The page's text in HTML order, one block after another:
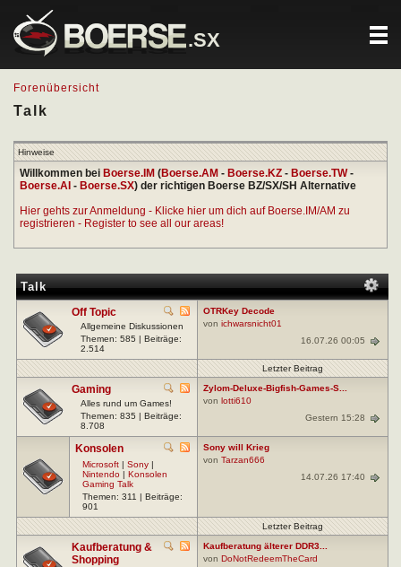
.SX
Forenübersicht
Talk
Hinweise
Willkommen bei Boerse.IM (Boerse.AM - Boerse.KZ - Boerse.TW-
Boerse.AI - Boerse.SX) der richtigen Boerse BZ/SX/SH Alternative
Hier gehts zur Anmeldung - Klicke hier um dich auf Boerse.IM/AM zu
registrieren - Register to see all our areas!
Talk
Off Topic
Allgemeine Diskussionen
Themen: 585 | Beiträge:
2.514
OTRKey Decode
von ichwarsnicht01
16.07.26 00:05
Letzter Beitrag
Gaming
Alles rund um Games!
Themen: 835 | Beiträge:
8.708
Zylom-Deluxe-Bigfish-Games-S...
von lotti610
Gestern 15:28
Konsolen
Microsoft | Sony |
Nintendo | Konsolen
Gaming Talk
Themen: 311 | Beiträge:
901
Sony will Krieg
von Tarzan666
14.07.26 17:40
Letzter Beitrag
Kaufberatung &
Shopping
Kaufberatung älterer DDR3...
von DoNotRedeemTheCard